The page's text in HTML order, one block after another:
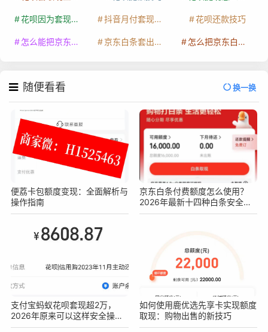
花呗因为套现被限额了这种情况要多久才会好 抖音月付套现秒回100起 花呗还款技巧
怎么能把京东白条额度钱套出来 京东白条套出来手续费多少 怎么把京东白条的钱取出来
随便看看 换一换
便荔卡包额度变现：全面解析与
操作指南
京东白条付费额度怎么使用？
2026年最新十四种白条安全操
作方法
支付宝蚂蚁花呗套现超2万，
2026年原来可以这样安全操作
不被查！真实亲测方法分享
如何使用鹿优选先享卡实现额度
取现：购物出售的新技巧